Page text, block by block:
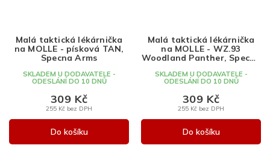
Malá taktická lékárnička
na MOLLE - písková TAN,
Specna Arms
SKLADEM U DODAVATELE -
ODESLÁNÍ DO 10 DNŮ
255 Kč bez DPH
309 Kč
Do košíku
Malá taktická lékárnička
na MOLLE - WZ.93
Woodland Panther, Specna
SKLADEM U DODAVATELE -
ODESLÁNÍ DO 10 DNŮ
255 Kč bez DPH
309 Kč
Do košíku